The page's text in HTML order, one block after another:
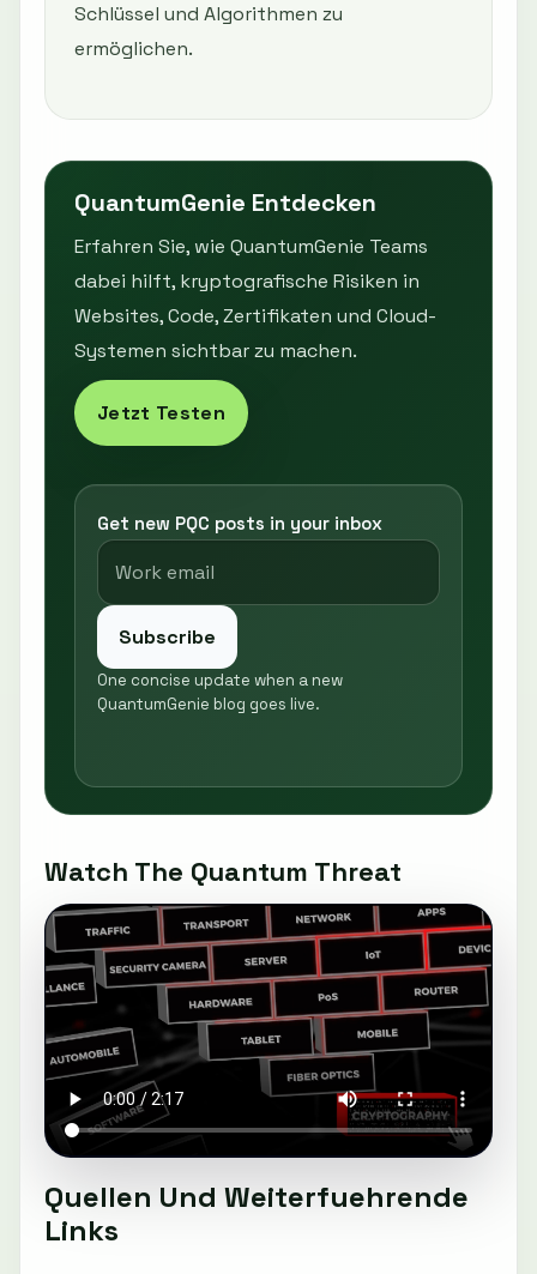
Schlüssel und Algorithmen zu
ermöglichen.
QuantumGenie Entdecken
Erfahren Sie, wie QuantumGenie Teams
dabei hilft, kryptografische Risiken in
Websites, Code, Zertifikaten und Cloud-
Systemen sichtbar zu machen.
Jetzt Testen
Get new PQC posts in your inbox
Subscribe
One concise update when a new
QuantumGenie blog goes live.
Watch The Quantum Threat
Quellen Und Weiterfuehrende
Links